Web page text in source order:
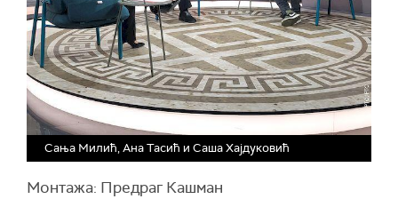
Сања Милић, Ана Тасић и Саша Хајдуковић
Монтажа: Предраг Кашман